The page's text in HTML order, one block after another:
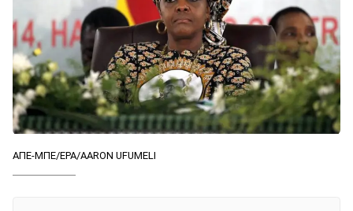
ΑΠΕ-ΜΠΕ/ΕΡΑ/AARON UFUMELI